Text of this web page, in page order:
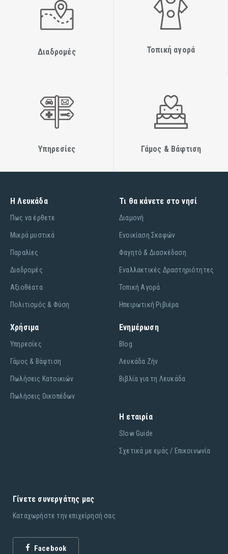
Διαδρομές Τοπική αγορά
Υπηρεσίες Γάμος & Βάφτιση
Η Λευκάδα
Πως να έρθετε
Μικρά μυστικά
Παραλίες
Διαδρομές
Αξιοθέατα
Πολιτισμός & Φύση
Τι θα κάνετε στο νησί
Διαμονή
Ενοικίαση Σκαφών
Φαγητό & Διασκέδαση
Εναλλακτικές Δραστηριότητες
Τοπική Αγορά
Ηπειρωτική Ριβιέρα
Χρήσιμα
Υπηρεσίες
Γάμος & Βάφτιση
Πωλήσεις Κατοικιών
Πωλήσεις Οικοπέδων
Ενημέρωση
Blog
Λευκάδα Ζήν
Βιβλία για τη Λευκάδα
Η εταιρία
Slow Guide
Σχετικά με εμάς / Επικοινωνία
Γίνετε συνεργάτης μας
Καταχωρήστε την επιχείρησή σας
Facebook